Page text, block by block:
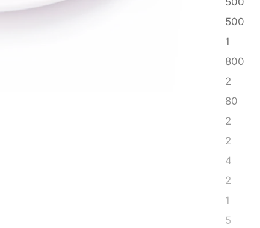
500
1
800
2
80
2
2
4
2
1
5